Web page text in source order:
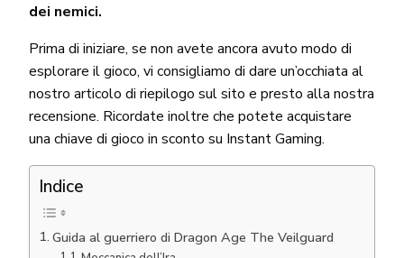
dei nemici.
Prima di iniziare, se non avete ancora avuto modo di
esplorare il gioco, vi consigliamo di dare un’occhiata al
nostro articolo di riepilogo sul sito e presto alla nostra
recensione. Ricordate inoltre che potete acquistare
una chiave di gioco in sconto su Instant Gaming.
Indice
Guida al guerriero di Dragon Age The Veilguard